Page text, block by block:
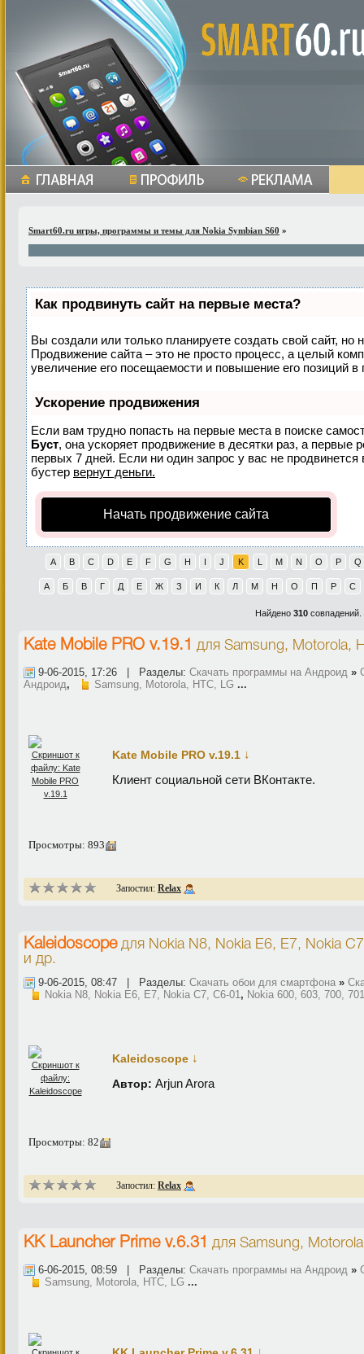
Smart60.ru игры, программы и темы для Nokia Symbian S60 »
Как продвинуть сайт на первые места?
Вы создали или только планируете создать свой сайт, но
Продвижение сайта – это не просто процесс, а целый
увеличение его посещаемости и повышение его позиций в
Ускорение продвижения
Если вам трудно попасть на первые места в поиске
Буст, она ускоряет продвижение в десятки раз, а первые
первых 7 дней. Если ни один запрос у вас не
бустер вернут деньги.
Начать продвижение сайта
A B C D E F G H I J K L M N O P Q
А Б В Г Д Е Ж З И К Л М Н О П Р С
Найдено 310 совпадений.
Kate Mobile PRO v.19.1 для Samsung, Motorola,
9-06-2015, 17:26 | Разделы: Скачать программы на Андроид »
Андроид, Samsung, Motorola, HTC, LG ...
Kate Mobile PRO v.19.1 ↓
Клиент социальной сети ВКонтакте.
Просмотры: 893
Запостил: Relax
Kaleidoscopeдля Nokia N8, Nokia E6, E7, Nokia
и др.
9-06-2015, 08:47 | Разделы: Скачать обои для смартфона »
Nokia N8, Nokia E6, E7, Nokia C7, C6-01, Nokia 600, 603, 700, 701
Kaleidoscope ↓
Автор: Arjun Arora
Просмотры: 82
Запостил: Relax
KK Launcher Prime v.6.31 для Samsung,
6-06-2015, 08:59 | Разделы: Скачать программы на Андроид »
Samsung, Motorola, HTC, LG ...